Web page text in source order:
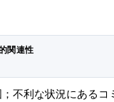
関連性
不利な状況にあるコ